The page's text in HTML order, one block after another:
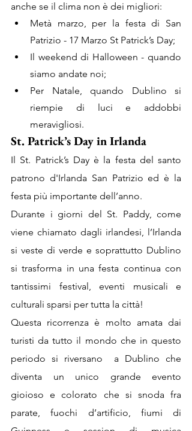
anche se il clima non è dei migliori:
Metà marzo, per la festa di San
Patrizio - 17 Marzo St Patrick’s Day;
Il weekend di Halloween - quando
siamo andate noi;
Per Natale, quando Dublino si
riempie di luci e addobbi
meravigliosi.
St. Patrick’s Day in Irlanda
Il St. Patrick’s Day è la festa del santo
patrono d'Irlanda San Patrizio ed è la
festa più importante dell’anno.
Durante i giorni del St. Paddy, come
viene chiamato dagli irlandesi, l’Irlanda
si veste di verde e soprattutto Dublino
si trasforma in una festa continua con
tantissimi festival, eventi musicali e
culturali sparsi per tutta la città!
Questa ricorrenza è molto amata dai
turisti da tutto il mondo che in questo
periodo si riversano  a Dublino che
diventa un unico grande evento
gioioso e colorato che si snoda fra
parate, fuochi d’artificio, fiumi di